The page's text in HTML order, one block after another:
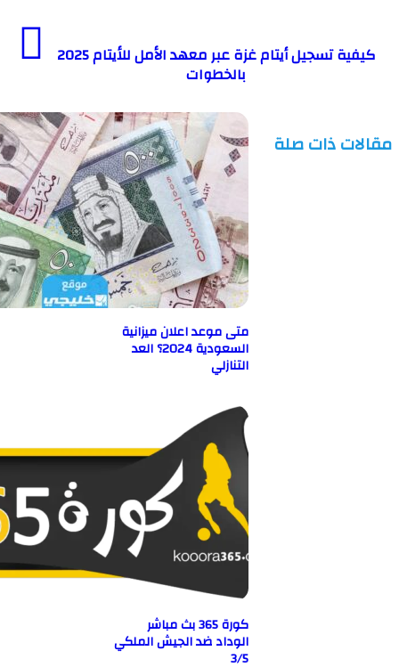
كيفية تسجيل أيتام غزة عبر معهد الأمل للأيتام 2025
بالخطوات
ذات صلة
متى موعد اعلان ميزانية
السعودية 2024؟ العد
كورة 365 بث مباشر
الوداد ضد الجيش الملكي